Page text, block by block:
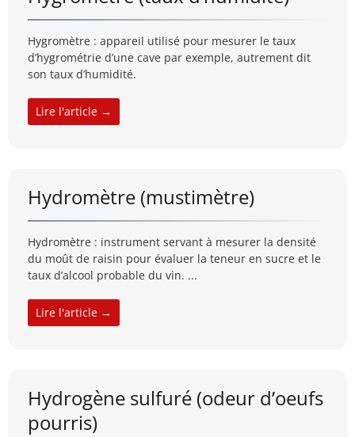
Hygromètre : appareil utilisé pour mesurer le taux
d’hygrométrie d’une cave par exemple, autrement dit
son taux d’humidité.
Lire l'article →
Hydromètre (mustimètre)
Hydromètre : instrument servant à mesurer la densité
du moût de raisin pour évaluer la teneur en sucre et le
taux d’alcool probable du vin. ...
Lire l'article →
Hydrogène sulfuré (odeur d’oeufs
pourris)